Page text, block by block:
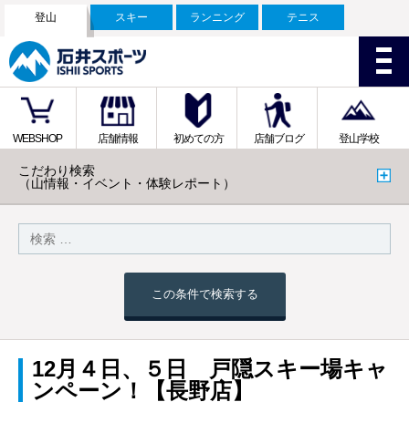
登山 スキー ランニング テニス
WEBSHOP 店舗情報 初めての方 店舗ブログ 登山学校
こだわり検索
（山情報・イベント・体験レポート）
この条件で検索する
12月４日、５日 戸隠スキー場キャ
ンペーン！【長野店】